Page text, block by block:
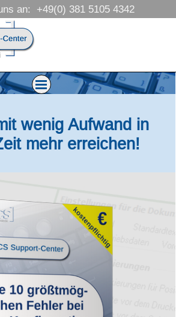
an:  +49(0) 381 5105 4342
wenig Aufwand in
mehr erreichen!